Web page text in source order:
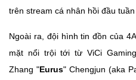
trên stream cá nhân hồi đầu tuần
Ngoài ra, đội hình tin đồn của
mặt nổi trội tới từ ViCi
Zhang "Eurus" Chengjun (aka